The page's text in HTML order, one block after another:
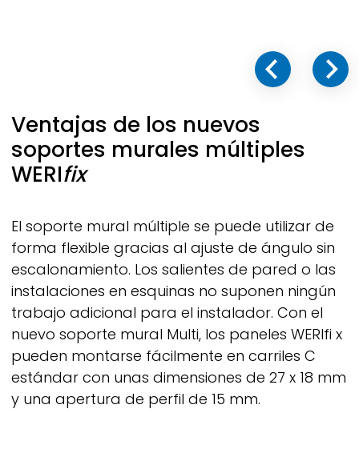
Ventajas de los nuevos
soportes murales múltiples
WERIfix
El soporte mural múltiple se puede utilizar de
forma flexible gracias al ajuste de ángulo sin
escalonamiento. Los salientes de pared o las
instalaciones en esquinas no suponen ningún
trabajo adicional para el instalador. Con el
nuevo soporte mural Multi, los paneles WERIfi x
pueden montarse fácilmente en carriles C
estándar con unas dimensiones de 27 x 18 mm
y una apertura de perfil de 15 mm.